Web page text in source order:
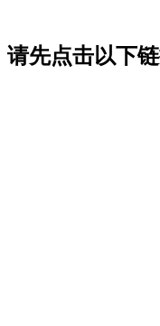
请先点击以下